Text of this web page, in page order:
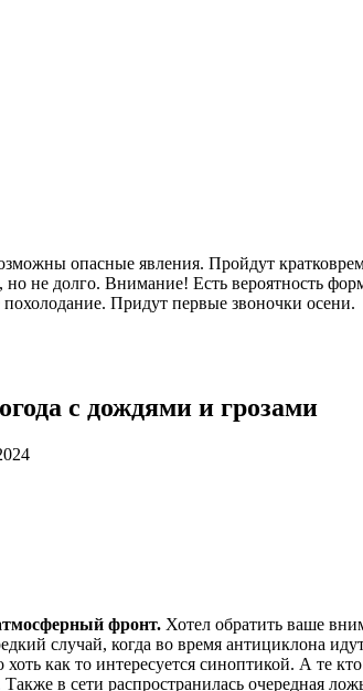
опасные явления. Пройдут
не долго. Внимание! Есть вероятность
Придут первые звоночки осени.
с дождями и грозами
фронт. Хотел обратить ваше
случай, когда во время
хоть как то интересуется синоптикой. А
в сети распространилась очередная